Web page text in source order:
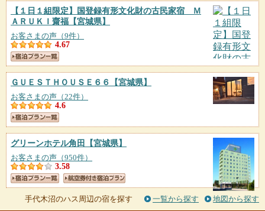
【１日１組限定】国登録有形文化財の古民家宿 Ｍ
ＡＲＵＫＩ齋福 【宮城県】
お客さまの声（9件）
4.67
ＧＵＥＳＴＨＯＵＳＥ６６ 【宮城県】
お客さまの声（22件）
4.6
グリーンホテル角田 【宮城県】
お客さまの声（950件）
3.58
手代木沼のハス周辺の宿を探す 一覧から探す 地図から探す